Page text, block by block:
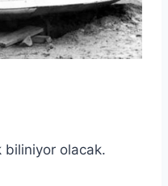
biliniyor olacak.